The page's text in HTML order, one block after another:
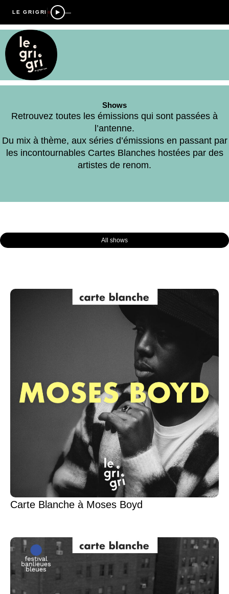
LE GRIGRI —
Shows
Retrouvez toutes les émissions qui sont passées à
l’antenne.
Du mix à thème, aux séries d’émissions en passant par
les incontournables Cartes Blanches hostées par des
artistes de renom.
All shows
Carte Blanche à Moses Boyd
Page Page